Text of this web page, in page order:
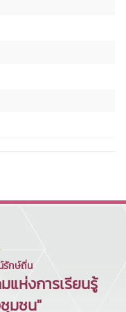
รักษ์ถิ่น
แห่งการเรียนรู้
มชน"